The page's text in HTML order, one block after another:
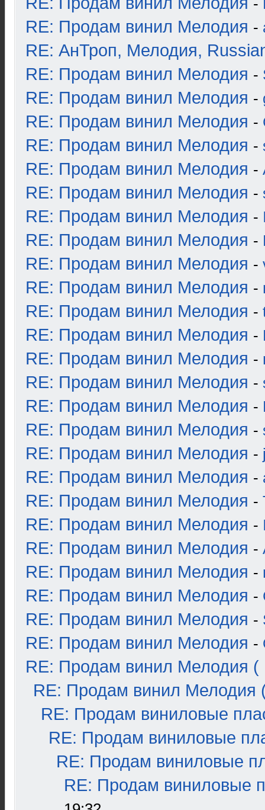
-
RE: Продам винил Мелодия -
RE: АнТроп, Мелодия,
RE: Продам винил Мелодия -
RE: Продам винил Мелодия -
RE: Продам винил Мелодия -
RE: Продам винил Мелодия -
RE: Продам винил Мелодия -
RE: Продам винил Мелодия -
RE: Продам винил Мелодия -
RE: Продам винил Мелодия -
RE: Продам винил Мелодия -
RE: Продам винил Мелодия -
RE: Продам винил Мелодия -
RE: Продам винил Мелодия -
RE: Продам винил Мелодия -
RE: Продам винил Мелодия -
RE: Продам винил Мелодия -
RE: Продам винил Мелодия -
RE: Продам винил Мелодия -
RE: Продам винил Мелодия -
RE: Продам винил Мелодия -
RE: Продам винил Мелодия -
RE: Продам винил Мелодия -
RE: Продам винил Мелодия -
RE: Продам винил Мелодия -
RE: Продам винил Мелодия -
RE: Продам винил Мелодия -
RE: Продам винил Мелодия (
RE: Продам винил Мелодия
RE: Продам виниловые
RE: Продам виниловые
RE: Продам виниловые
RE: Продам виниловые